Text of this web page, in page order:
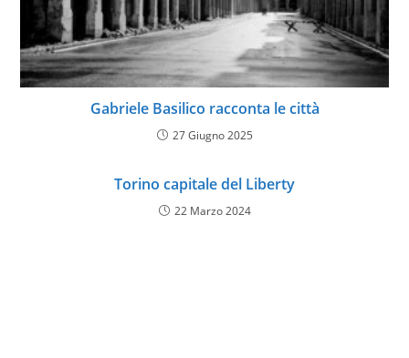
Gabriele Basilico racconta le città
27 Giugno 2025
Torino capitale del Liberty
22 Marzo 2024